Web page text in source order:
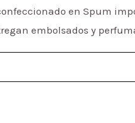
en Spum
embolsados y